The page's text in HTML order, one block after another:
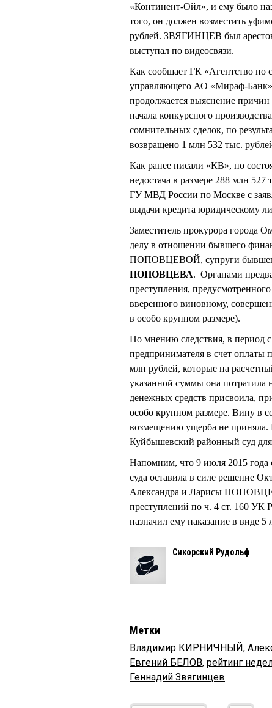
«Континент-Ойл», и ему было
того, он должен возместить
рублей. ЗВЯГИНЦЕВ был
выступал по видеосвязи.
Как сообщает ГК «Агентство по
управляющего АО «Мираф-Банк»,
продолжается выяснение причин
начала конкурсного
сомнительных сделок, по
возвращено 1 млн 532 тыс.
Как ранее писали «КВ», по
недостача в размере 288 млн
ГУ МВД России по Москве с
выдачи кредита юридическому
Заместитель прокурора города
делу в отношении бывшего
ПОПОВЦЕВОЙ, супруги бывшего
ПОПОВЦЕВА. Органами
преступления,
вверенного виновному,
в особо крупном размере).
По мнению следствия, в период
предпринимателя в счет
млн рублей, которые на
указанной суммы она
денежных средств присвоила,
особо крупном размере. Вину в
возмещению ущерба не приняла.
Куйбышевский районный суд для
Напомним, что 9 июля 2015 года
суда оставила в силе решение
Александра и Ларисы
преступлений по ч. 4 ст. 160 УК
назначил ему наказание в виде
Сикорский Рудольф
Метки
Владимир КИРНИЧНЫЙ,
Евгений БЕЛОВ, рейтинг
Геннадий Звягинцев